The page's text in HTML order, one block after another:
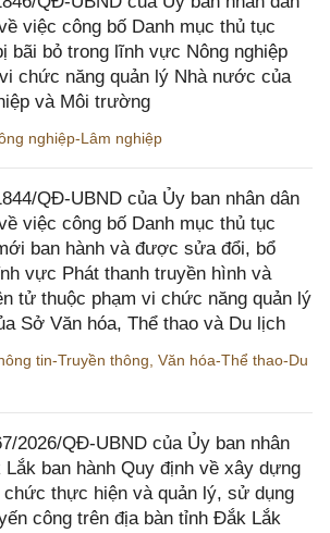
việc công bố Danh mục thủ tục
bãi bỏ trong lĩnh vực Nông nghiệp
chức năng quản lý Nhà nước của
và Môi trường
nghiệp-Lâm nghiệp
QĐ-UBND của Ủy ban nhân dân
việc công bố Danh mục thủ tục
ban hành và được sửa đổi, bổ
vực Phát thanh truyền hình và
tử thuộc phạm vi chức năng quản lý
Sở Văn hóa, Thể thao và Du lịch
tin-Truyền thông Văn hóa-Thể thao-Du
2026/QĐ-UBND của Ủy ban nhân
ban hành Quy định về xây dựng
chức thực hiện và quản lý, sử dụng
công trên địa bàn tỉnh Đắk Lắk